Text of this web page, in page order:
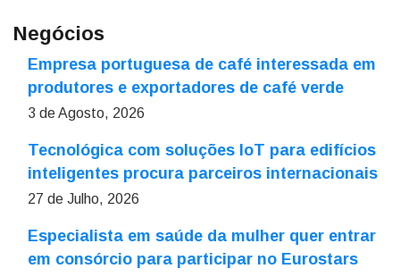
Negócios
Empresa portuguesa de café interessada em
produtores e exportadores de café verde
3 de Agosto, 2026
Tecnológica com soluções IoT para edifícios
inteligentes procura parceiros internacionais
27 de Julho, 2026
Especialista em saúde da mulher quer entrar
em consórcio para participar no Eurostars